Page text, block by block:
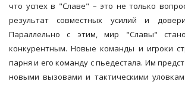
что успех в "Славе" – это не только
результат совместных усилий и
Параллельно с этим, мир "Славы"
конкурентным. Новые команды и игроки
парня и его команду с пьедестала. Им
новыми вызовами и тактическими